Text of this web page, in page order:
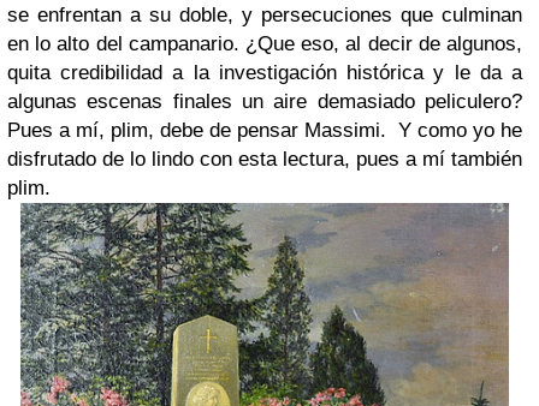
se enfrentan a su doble, y persecuciones que culminan
en lo alto del campanario. ¿Que eso, al decir de algunos,
quita credibilidad a la investigación histórica y le da a
algunas escenas finales un aire demasiado peliculero?
Pues a mí, plim, debe de pensar Massimi. Y como yo he
disfrutado de lo lindo con esta lectura, pues a mí también
plim.